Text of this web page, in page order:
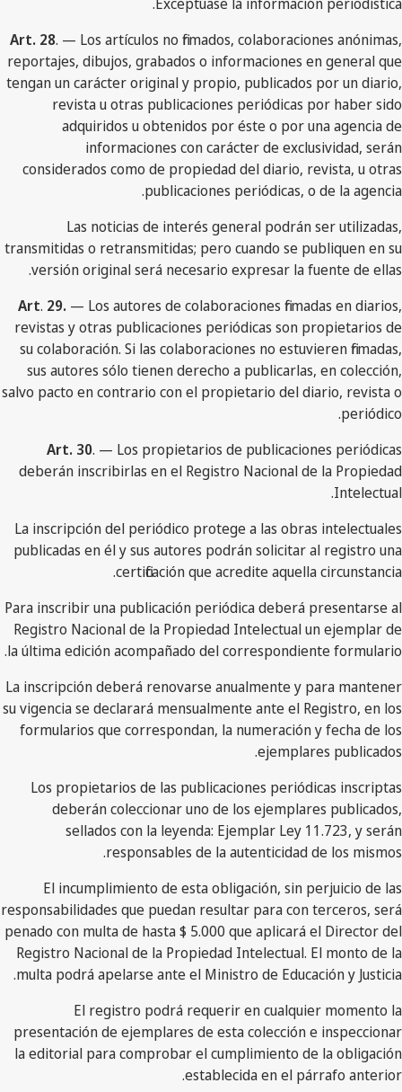
Art. 28. — Los artículos no firmados, colaboraciones anónimas,
reportajes, dibujos, grabados o informaciones en general que
tengan un carácter original y propio, publicados por un diario,
revista u otras publicaciones periódicas por haber sido
adquiridos u obtenidos por éste o por una agencia de
informaciones con carácter de exclusividad, serán
considerados como de propiedad del diario, revista, u otras
publicaciones periódicas, o de la agencia.
Las noticias de interés general podrán ser utilizadas,
transmitidas o retransmitidas; pero cuando se publiquen en su
versión original será necesario expresar la fuente de ellas.
Art. 29. — Los autores de colaboraciones firmadas en diarios,
revistas y otras publicaciones periódicas son propietarios de
su colaboración. Si las colaboraciones no estuvieren firmadas,
sus autores sólo tienen derecho a publicarlas, en colección,
salvo pacto en contrario con el propietario del diario, revista o
periódico.
Art. 30. — Los propietarios de publicaciones periódicas
deberán inscribirlas en el Registro Nacional de la Propiedad
Intelectual.
La inscripción del periódico protege a las obras intelectuales
publicadas en él y sus autores podrán solicitar al registro una
certificación que acredite aquella circunstancia.
Para inscribir una publicación periódica deberá presentarse al
Registro Nacional de la Propiedad Intelectual un ejemplar de
la última edición acompañado del correspondiente formulario.
La inscripción deberá renovarse anualmente y para mantener
su vigencia se declarará mensualmente ante el Registro, en los
formularios que correspondan, la numeración y fecha de los
ejemplares publicados.
Los propietarios de las publicaciones periódicas inscriptas
deberán coleccionar uno de los ejemplares publicados,
sellados con la leyenda: Ejemplar Ley 11.723, y serán
responsables de la autenticidad de los mismos.
El incumplimiento de esta obligación, sin perjuicio de las
responsabilidades que puedan resultar para con terceros, será
penado con multa de hasta $ 5.000 que aplicará el Director del
Registro Nacional de la Propiedad Intelectual. El monto de la
multa podrá apelarse ante el Ministro de Educación y Justicia.
El registro podrá requerir en cualquier momento la
presentación de ejemplares de esta colección e inspeccionar
la editorial para comprobar el cumplimiento de la obligación
establecida en el párrafo anterior.